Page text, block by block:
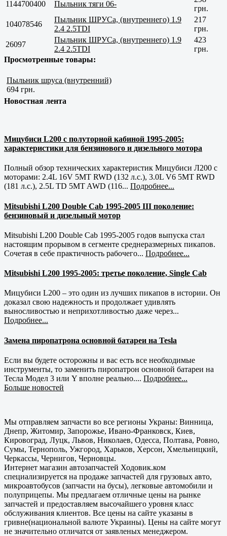
1144700400 Пыльник тяги 06-
грн.
104078546
Пыльник ШРУСа, (внутреннего) 1.9
2.4 2.5TDI
217
грн.
26097
Пыльник ШРУСа, (внутреннего) 1.9
2.4 2.5TDI
423
грн.
Просмотренные товары:
Пыльник шруса (внутренний)
694 грн.
Новостная лента
Мицубиси L200 с полуторной кабиной 1995-2005:
характеристики для бензинового и дизельного мотора
Полный обзор технических характеристик Мицубиси Л200 с
моторами: 2.4L 16V 5MT RWD (132 л.с.), 3.0L V6 5MT RWD
(181 л.с.), 2.5L TD 5MT AWD (116... Подробнее...
Mitsubishi L200 Double Cab 1995-2005 III поколение:
бензиновый и дизельный мотор
Mitsubishi L200 Double Cab 1995-2005 годов выпуска стал
настоящим прорывом в сегменте среднеразмерных пикапов.
Сочетая в себе практичность рабочего... Подробнее...
Mitsubishi L200 1995-2005: третье поколение, Single Cab
Мицубиси L200 – это один из лучших пикапов в истории. Он
доказал свою надежность и продолжает удивлять
выносливостью и неприхотливостью даже через...
Подробнее...
Замена пиропатрона основной батареи на Tesla
Если вы будете осторожны и вас есть все необходимые
инструменты, то заменить пиропатрон основной батареи на
Тесла Модел 3 или Y вполне реально.... Подробнее...
Больше новостей
Мы отправляем запчасти во все регионы Украны: Винница,
Днепр, Житомир, Запорожье, Ивано-Франковск, Киев,
Кировоград, Луцк, Львов, Николаев, Одесса, Полтава, Ровно,
Сумы, Тернополь, Ужгород, Харьков, Херсон, Хмельницкий,
Черкассы, Чернигов, Черновцы.
Интернет магазин автозапчастей Ходовик.ком
специализируется на продаже запчастей для грузовых авто,
микроавтобусов (запчасти на бусы), легковые автомобили и
полуприцепы. Мы предлагаем отличные цены на рынке
запчастей и предоставляем высочайшего уровня класс
обслуживания клиентов. Все цены на сайте указаны в
гривне(национальной валюте Украины). Цены на сайте могут
не значительно отличатся от заявленых менеджером.